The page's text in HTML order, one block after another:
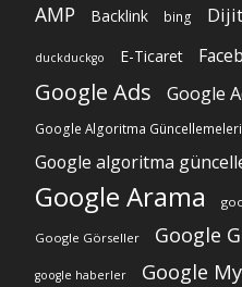
AMP Backlink bing
duckduckgo E-Ticaret
Google Ads Google
Google Algoritma Güncellemeleri
Google algoritma
Google Arama
Google Görseller Google
google haberler Google